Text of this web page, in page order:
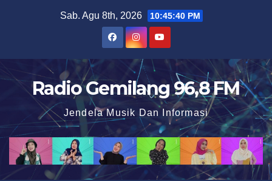
t
o
Sab. Agu 8th, 2026 10:45:41 PM
Radio Gemilang 96,8 FM
Jendela Musik Dan Informasi